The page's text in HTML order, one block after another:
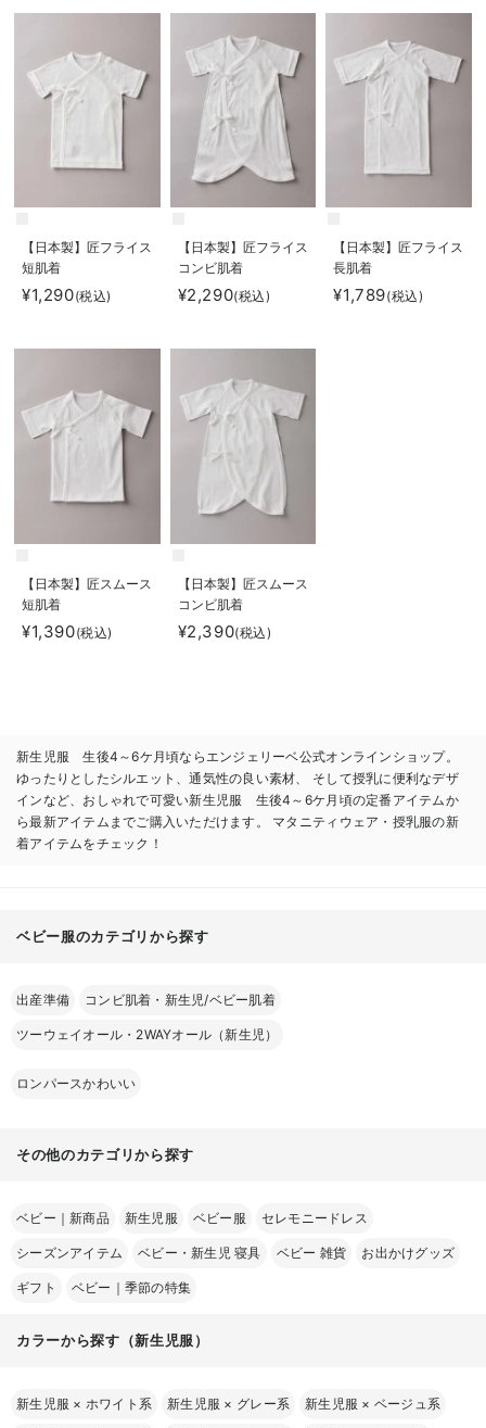
【日本製】匠フライス
短肌着
¥1,290(税込)
【日本製】匠フライス
コンビ肌着
¥2,290(税込)
【日本製】匠フライス
長肌着
¥1,789(税込)
【日本製】匠スムース
短肌着
¥1,390(税込)
【日本製】匠スムース
コンビ肌着
¥2,390(税込)
新生児服 生後4～6ケ月頃ならエンジェリーベ公式オンラインショップ。
ゆったりとしたシルエット、通気性の良い素材、 そして授乳に便利なデザ
インなど、おしゃれで可愛い新生児服 生後4～6ケ月頃の定番アイテムか
ら最新アイテムまでご購入いただけます。 マタニティウェア・授乳服の新
着アイテムをチェック！
ベビー服のカテゴリから探す
出産準備 コンビ肌着・新生児/ベビー肌着
ツーウェイオール・2WAYオール（新生児）
ロンパースかわいい
その他のカテゴリから探す
ベビー｜新商品 新生児服 ベビー服 セレモニードレス
シーズンアイテム ベビー・新生児 寝具 ベビー 雑貨 お出かけグッズ
ギフト ベビー｜季節の特集
カラーから探す（新生児服）
新生児服 × ホワイト系 新生児服 × グレー系 新生児服 × ベージュ系
お気に入り商品を確認する